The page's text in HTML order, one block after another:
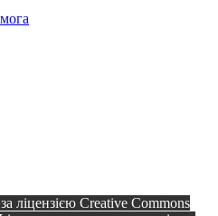
ліцензією Creative Commons